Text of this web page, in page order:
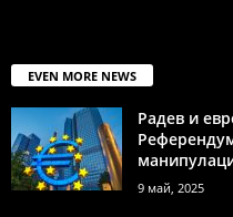
EVEN MORE NEWS
Радев и
9 май, 2025